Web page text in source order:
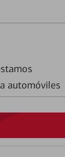
automóviles